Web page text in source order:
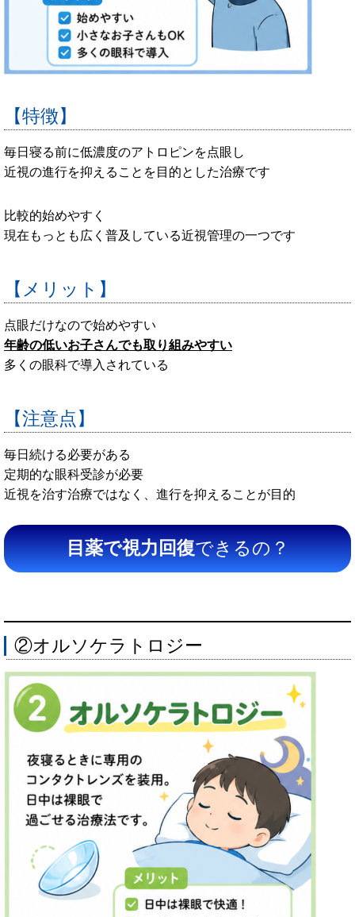
【特徴】
毎日寝る前に低濃度のアトロピンを点眼し
近視の進行を抑えることを目的とした治療です
比較的始めやすく
現在もっとも広く普及している近視管理の一つです
【メリット】
点眼だけなので始めやすい
年齢の低いお子さんでも取り組みやすい
多くの眼科で導入されている
【注意点】
毎日続ける必要がある
定期的な眼科受診が必要
近視を治す治療ではなく、進行を抑えることが目的
目薬で視力回復できるの？
②オルソケラトロジー